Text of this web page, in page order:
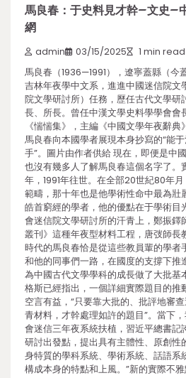
馬良春：于史料見才幹–文史–
網
admin 03/15/2025 1 min read
馬良春（1936—1991），遼寧蓋縣（今
吉林年夜學中文系，進進中國迷信院文
院文學研討所）任務，歷任古代文學研
長、所長。曾任中漢文學史料學學會會
《惴惴集》，主編《中國文學年夜辭典
馬良春向本國學者展現本身抄寫的“能
手”。圖片由作者供給 現在，即便是中
也沒有幾多人了解馬良春這個名字了。
年，1991年往世。在全部20世紀80年
範疇，那十年也是他學術性命中最為壯
皓首窮經的學者，他的優點在于學術目
會迷信院文學研討所的汗青上，鄭振鐸
叢刊》這種年夜型材料工程，唐弢師長
時代的馬良春恰是從這些教員輩的學者
和他的同事們一路，在國度的支撐下推
為中國古代文學學科的成長做了大批基
格斯已經指出，一個詳細實際題目的推
空言有益，“只要靠大批的、批評地審
青材料，才幹處理如許的題目”。當下
會迷信三年夜系統扶植，習近平總書記
研討出發點，提出具有主體性、原創性
身特質的學科系統、學術系統、話語系
構成本身的特點和上風。”新的實際不